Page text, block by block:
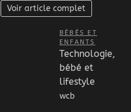
Voir article complet
BÉBÉS ET
ENFANTS
Technologie,
bébé et
lifestyle
wcb